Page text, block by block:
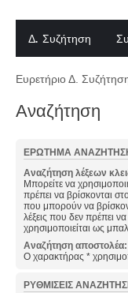
Δ. Συζήτηση
Ευρετήριο Δ.
Αναζήτηση
ΕΡΏΤΗΜΑ
Αναζήτηση λέξεων
Μπορείτε να
πρέπει να βρίσκονται
που μπορούν να
λέξεις που δεν πρέπει
χρησιμοποιείται ως
Αναζήτηση αποστολέα:
Ο χαρακτήρας *
ΡΥΘΜΊΣΕΙΣ